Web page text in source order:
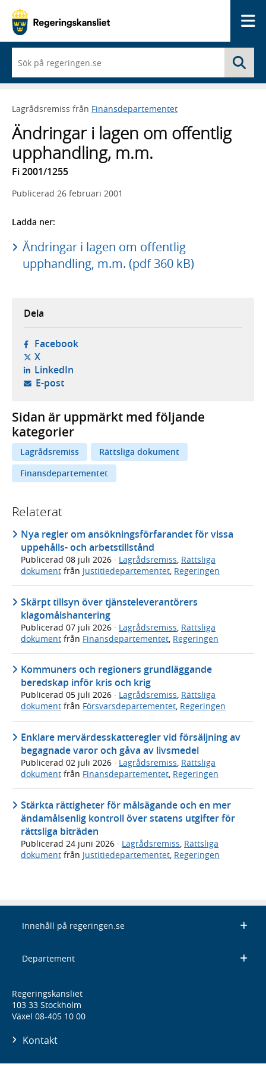
du
börjar
skriva
framträder
en
lista
med
sökförslag
Lagrådsremiss från Finansdepartementet
Ändringar i lagen om offentlig
upphandling, m.m.
Fi 2001/1255
Publicerad 26 februari 2001
Ladda ner:
Ändringar i lagen om offentlig
upphandling, m.m. (pdf 360 kB)
Dela
Facebook- öppnas i ny flik, extern webbplats,
X- öppnas i ny flik, extern webbplats,
LinkedIn- öppnas i ny flik, extern webbplats,
E-post- öppnar din e-postklient,
Sidan är uppmärkt med följande
kategorier
Lagrådsremiss
Rättsliga dokument
Finansdepartementet
Relaterat
Nya regler om ansökningsförfarandet för vissa
uppehålls- och arbetstillstånd
Publicerad 08 juli 2026 · Lagrådsremiss, Rättsliga
dokument från Justitiedepartementet, Regeringen
Skärpt tillsyn över tjänsteleverantörers
klagomålshantering
Publicerad 07 juli 2026 · Lagrådsremiss Rättsliga
dokument från Finansdepartementet Regeringen
Kommuners och regioners grundläggande
beredskap inför kris och krig
Publicerad 05 juli 2026 · Lagrådsremiss, Rättsliga
dokument från Försvarsdepartementet, Regeringen
Enklare mervärdesskatteregler vid försäljning av
begagnade varor och gåva av livsmedel
Publicerad 02 juli 2026 · Lagrådsremiss, Rättsliga
dokument från Finansdepartementet, Regeringen
Stärkta rättigheter för målsägande och en mer
ändamålsenlig kontroll över statens utgifter för
rättsliga biträden
Publicerad 24 juni 2026 · Lagrådsremiss Rättsliga
dokument från Justitiedepartementet Regeringen
Innehåll på regeringen.se
Departement
Regeringskansliet
103 33 Stockholm
Växel 08-405 10 00
Kontakt